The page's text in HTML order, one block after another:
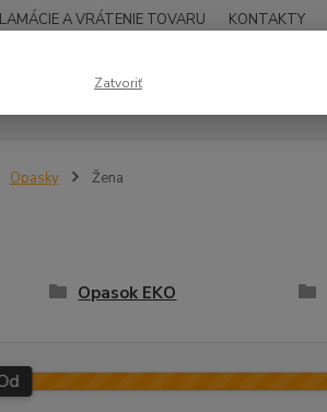
A VRÁTENIE TOVARU KONTAKTY
Hľadať
Opasky Žena
Opasok EKO
Zatvoriť